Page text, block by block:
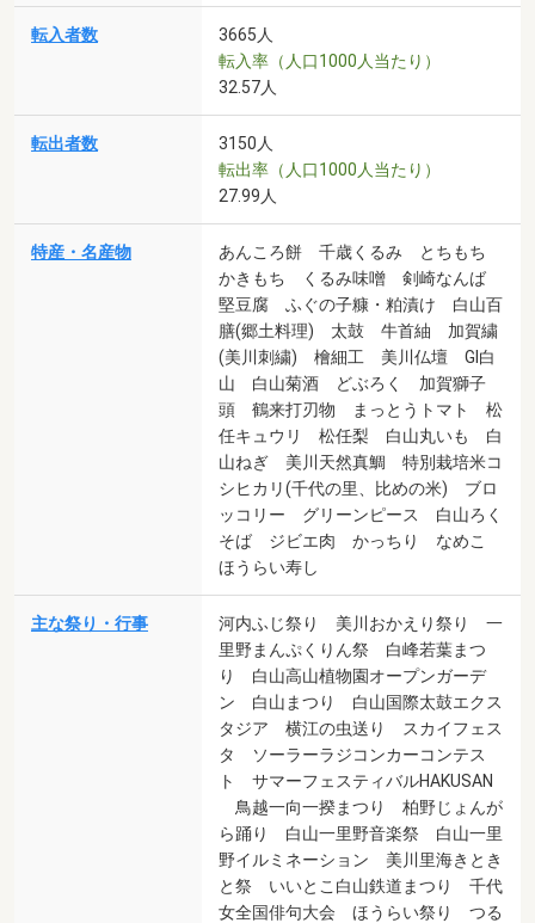
転入者数
3665人
転入率（人口1000人当たり）
32.57人
転出者数
3150人
転出率（人口1000人当たり）
27.99人
特産・名産物
あんころ餅 千歳くるみ とちもち
かきもち くるみ味噌 剣崎なんば
堅豆腐 ふぐの子糠・粕漬け 白山百
膳(郷土料理) 太鼓 牛首紬 加賀繍
(美川刺繍) 檜細工 美川仏壇 GI白
山 白山菊酒 どぶろく 加賀獅子
頭 鶴来打刃物 まっとうトマト 松
任キュウリ 松任梨 白山丸いも 白
山ねぎ 美川天然真鯛 特別栽培米コ
シヒカリ(千代の里、比めの米) ブロ
ッコリー グリーンピース 白山ろく
そば ジビエ肉 かっちり なめこ
ほうらい寿し
主な祭り・行事
河内ふじ祭り 美川おかえり祭り 一
里野まんぷくりん祭 白峰若葉まつ
り 白山高山植物園オープンガーデ
ン 白山まつり 白山国際太鼓エクス
タジア 横江の虫送り スカイフェス
タ ソーラーラジコンカーコンテス
ト サマーフェスティバルHAKUSAN
鳥越一向一揆まつり 柏野じょんが
ら踊り 白山一里野音楽祭 白山一里
野イルミネーション 美川里海きとき
と祭 いいとこ白山鉄道まつり 千代
女全国俳句大会 ほうらい祭り つる